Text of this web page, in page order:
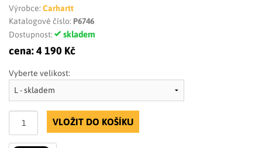
Výrobce: Carhartt
Katalogové číslo: P6746
Dostupnost:
skladem
cena:4 190 Kč
Vyberte velikost:
VLOŽIT DO KOŠÍKU